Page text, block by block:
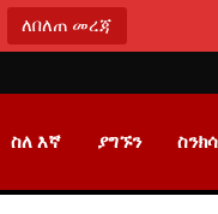
ለበለጠ መረጃ
ስለ እኛ ያግኙን